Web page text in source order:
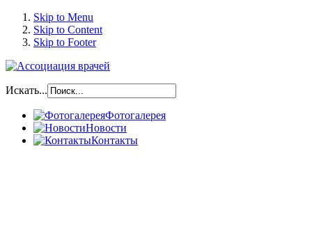
Skip to Menu
Skip to Content
Skip to Footer
Искать...
Фотогалерея
Новости
Контакты